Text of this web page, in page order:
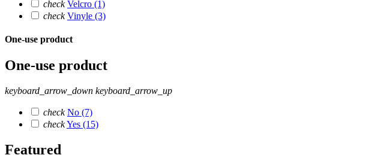
check Velcro (1)
check Vinyle (3)
One-use product
One-use product
keyboard_arrow_down keyboard_arrow_up
check No (7)
checkYes (15)
Featured